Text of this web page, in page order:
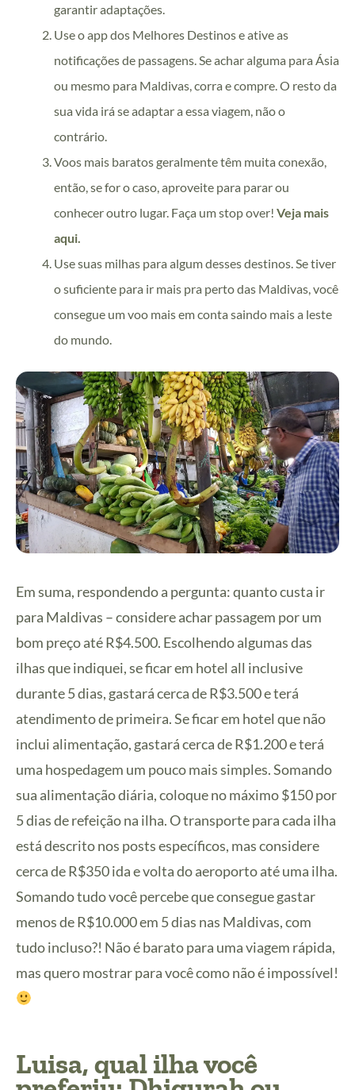
garantir adaptações.
Use o app dos Melhores Destinos e ative as
notificações de passagens. Se achar alguma para Ásia
ou mesmo para Maldivas, corra e compre. O resto da
sua vida irá se adaptar a essa viagem, não o
contrário.
Voos mais baratos geralmente têm muita conexão,
então, se for o caso, aproveite para parar ou
conhecer outro lugar. Faça um stop over! Veja mais
aqui.
Use suas milhas para algum desses destinos. Se tiver
o suficiente para ir mais pra perto das Maldivas, você
consegue um voo mais em conta saindo mais a leste
do mundo.
Em suma, respondendo a pergunta: quanto custa ir
para Maldivas – considere achar passagem por um
bom preço até R$4.500. Escolhendo algumas das
ilhas que indiquei, se ficar em hotel all inclusive
durante 5 dias, gastará cerca de R$3.500 e terá
atendimento de primeira. Se ficar em hotel que não
inclui alimentação, gastará cerca de R$1.200 e terá
uma hospedagem um pouco mais simples. Somando
sua alimentação diária, coloque no máximo $150 por
5 dias de refeição na ilha. O transporte para cada ilha
está descrito nos posts específicos, mas considere
cerca de R$350 ida e volta do aeroporto até uma ilha.
Somando tudo você percebe que consegue gastar
menos de R$10.000 em 5 dias nas Maldivas, com
tudo incluso?! Não é barato para uma viagem rápida,
mas quero mostrar para você como não é impossível!
Luisa, qual ilha você